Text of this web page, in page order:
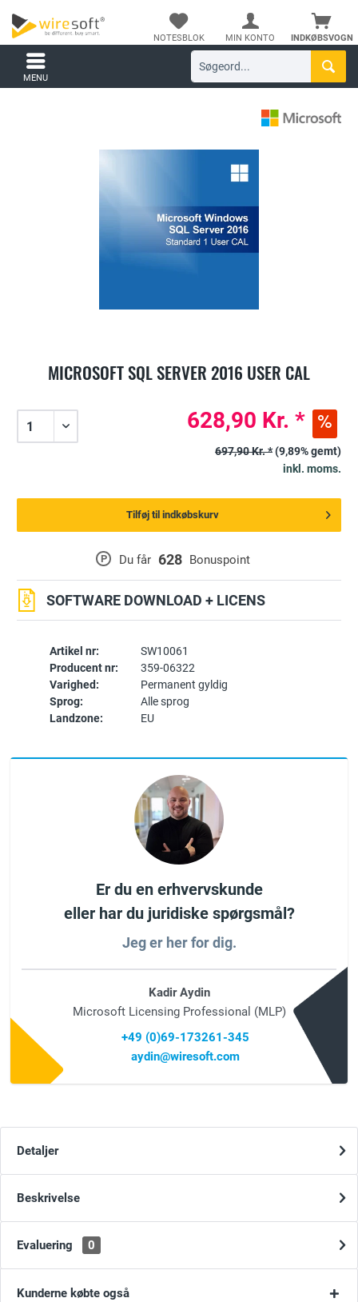
INDKØBSVOGN
NOTESBLOK MIN KONTO
MENU
MICROSOFT SQL SERVER 2016 USER CAL
Artikel nr:
SW10061
Producent nr:
359-06322
Varighed:
Permanent gyldig
Sprog:
Alle sprog
Landzone:
EU
P Du får 628 Bonuspoint
SOFTWARE DOWNLOAD + LICENS
628,90 Kr. *
697,90 Kr. *(9,89% gemt)
inkl. moms.
Tilføj til indkøbskurv
Er du en erhvervskunde
eller har du juridiske spørgsmål?
Jeg er her for dig.
Kadir Aydin
Microsoft Licensing Professional (MLP)
+49 (0)69-173261-345
aydin@wiresoft.com
Detaljer
Beskrivelse
Evaluering 0
Kunderne købte også